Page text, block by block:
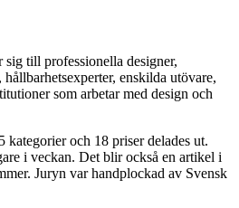
till professionella designer,
enskilda utövare,
som arbetar med design och
kategorier och 18 priser delades ut.
i veckan. Det blir också en artikel i
Juryn var handplockad av Svensk